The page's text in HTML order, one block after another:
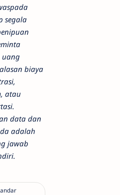
segala
uang
biaya
atau
data dan
adalah
jawab